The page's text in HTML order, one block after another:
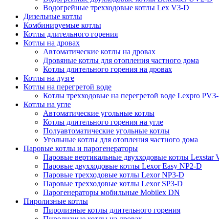
Водогрейные трехходовые котлы Lex V3-D
Дизельные котлы
Комбинируемые котлы
Котлы длительного горения
Котлы на дровах
Автоматические котлы на дровах
Дровяные котлы для отопления частного дома
Котлы длительного горения на дровах
Котлы на лузге
Котлы на перегретой воде
Котлы трехходовые на перегретой воде Lexpro
Котлы на угле
Автоматические угольные котлы
Котлы длительного горения на угле
Полуавтоматические угольные котлы
Угольные котлы для отопления частного дома
Паровые котлы и парогенераторы
Паровые вертикальные двухходовые котлы Lexstar
Паровые двухходовые котлы Lexor Easy NP2-D
Паровые трехходовые котлы Lexor NP3-D
Паровые трехходовые котлы Lexor SP3-D
Парогенераторы мобильные Mobilex DN
Пиролизные котлы
Пиролизные котлы длительного горения